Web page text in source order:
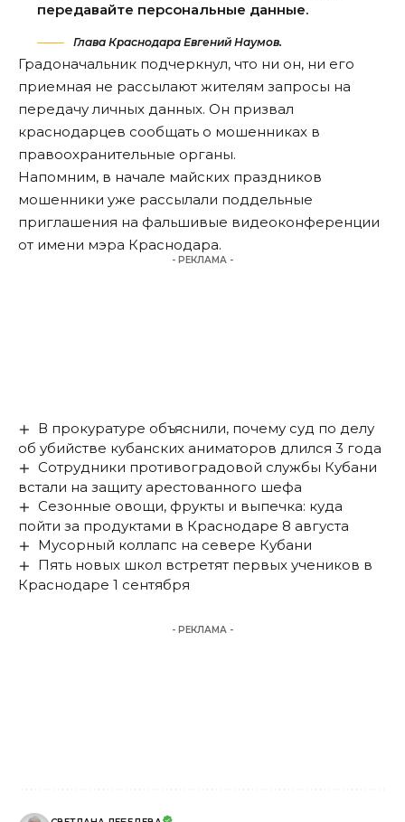
передавайте персональные данные.
Глава Краснодара Евгений Наумов.
Градоначальник подчеркнул, что ни он, ни его
приемная не рассылают жителям запросы на
передачу личных данных. Он призвал
краснодарцев сообщать о мошенниках в
правоохранительные органы.
Напомним, в начале майских праздников
мошенники уже рассылали поддельные
приглашения на фальшивые видеоконференции
от имени мэра Краснодара.
- РЕКЛАМА -
В прокуратуре объяснили, почему суд по делу
об убийстве кубанских аниматоров длился 3 года
Сотрудники противоградовой службы Кубани
встали на защиту арестованного шефа
Сезонные овощи, фрукты и выпечка: куда
пойти за продуктами в Краснодаре 8 августа
Мусорный коллапс на севере Кубани
Пять новых школ встретят первых учеников в
Краснодаре 1 сентября
- РЕКЛАМА -